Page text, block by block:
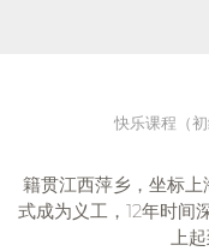
快乐课程（
籍贯江西萍乡，坐标
式成为义工，12年时间
上起